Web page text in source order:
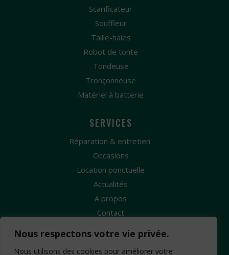
Nous respectons votre vie privée.
Nous utilisons des cookies pour améliorer votre
Scarificateur
Souffleur
Taille-haies
Robot de tonte
Tondeuse
Tronçonneuse
Matériel à batterie
SERVICES
Réparation & entretien
Occasions
Location ponctuelle
Actualités
A propos
Contact